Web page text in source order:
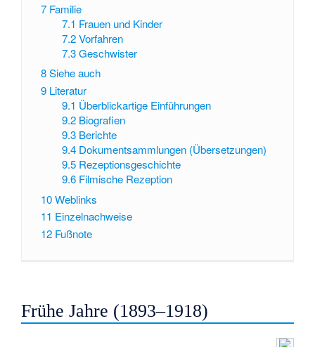
7 Familie
7.1 Frauen und Kinder
7.2 Vorfahren
7.3 Geschwister
8Siehe auch
9 Literatur
9.1 Überblickartige Einführungen
9.2 Biografien
9.3 Berichte
9.4 Dokumentsammlungen (Übersetzungen)
9.5 Rezeptionsgeschichte
9.6 Filmische Rezeption
10Weblinks
11 Einzelnachweise
12 Fußnote
Frühe Jahre (1893–1918)